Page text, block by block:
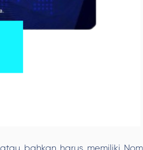
bahkan harus memiliki